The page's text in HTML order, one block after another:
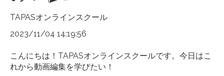
TAPASオンラインスクール
2023/11/04 14:19:56
こんにちは！TAPASオンラインスクールです。今日はこ
れから動画編集を学びたい！